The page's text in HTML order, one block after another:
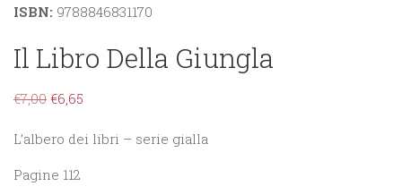
ISBN: 9788846831170
Il Libro Della Giungla
€7,00 €6,65
L’albero dei libri – serie gialla
Pagine 112